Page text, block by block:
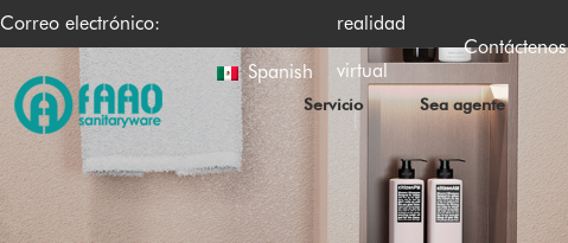
Correo electrónico:
Spanish
realidad
virtual
Contáctenos
Servicio Sea agente